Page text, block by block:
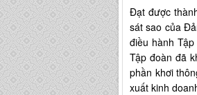
Đạt được
sát sao của
điều hành
Tập đoàn đã
phần khơi
xuất kinh